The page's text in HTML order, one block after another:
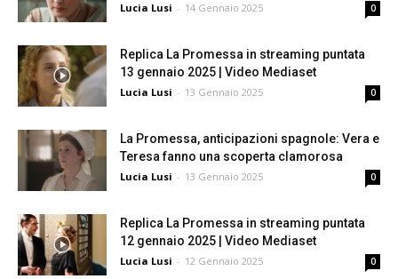
Lucia Lusi - 14 Gennaio 2025 0
Replica La Promessa in streaming puntata
13 gennaio 2025 | Video Mediaset
Lucia Lusi - 13 Gennaio 2025 0
La Promessa, anticipazioni spagnole: Vera e
Teresa fanno una scoperta clamorosa
Lucia Lusi - 13 Gennaio 2025 0
Replica La Promessa in streaming puntata
12 gennaio 2025 | Video Mediaset
Lucia Lusi - 12 Gennaio 2025 0